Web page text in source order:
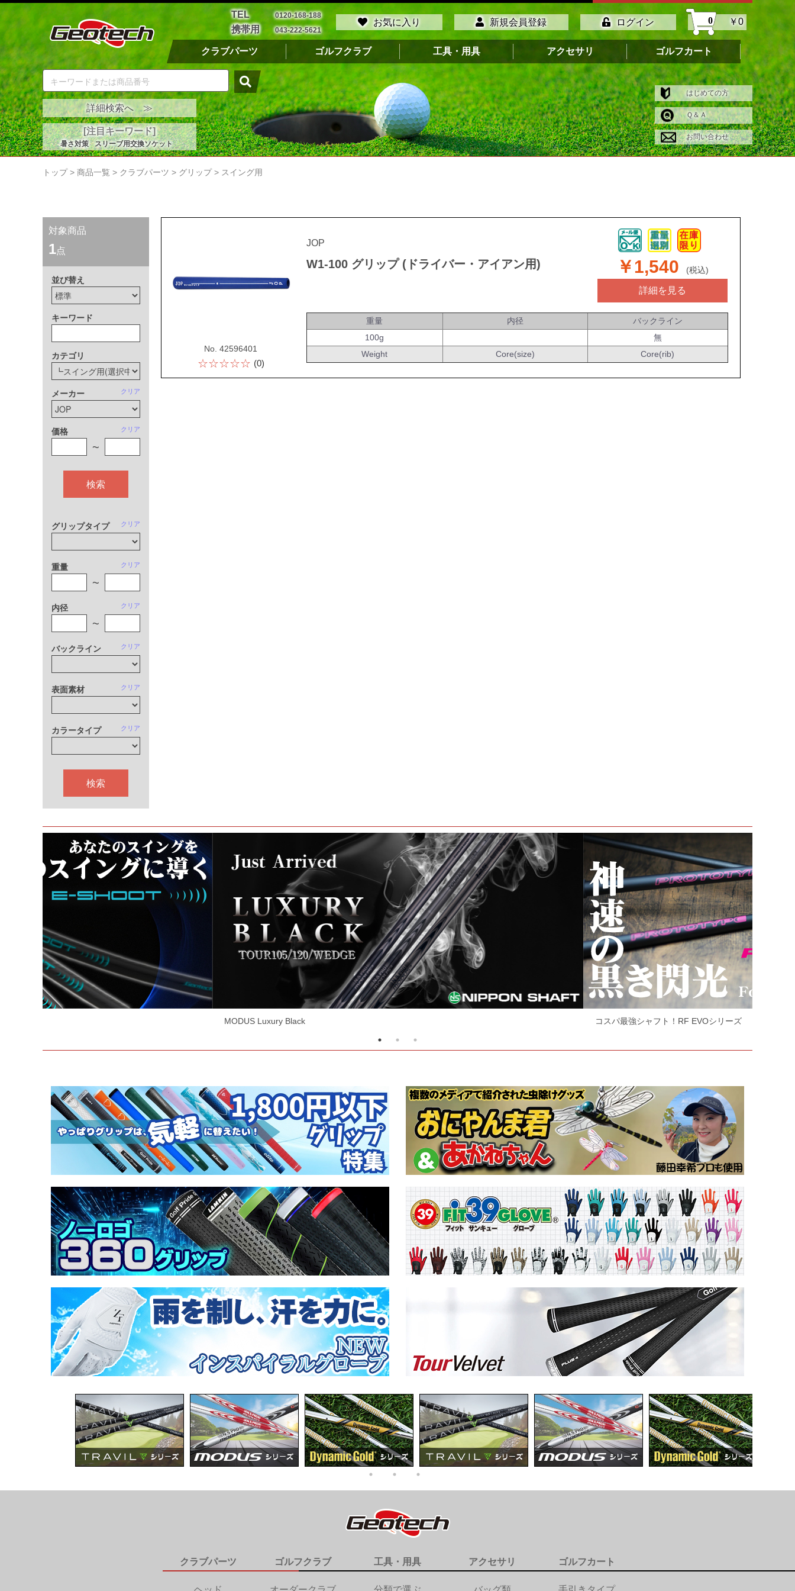
TEL 0120-168-188
携帯用 043-222-5621
お気に入り 新規会員登録 ログイン 0 ￥0
クラブパーツ ゴルフクラブ 工具・用具 アクセサリ ゴルフカート
詳細検索へ ≫
[注目キーワード]
暑さ対策 スリーブ用交換ソケット
はじめての方
Ｑ＆Ａ
お問い合わせ
トップ > 商品一覧 > クラブパーツ > グリップ > スイング用
対象商品
1点
並び替え
キーワード
カテゴリ
メーカー クリア
価格 クリア
~
検索
グリップタイプ クリア
重量 クリア
~
内径 クリア
~
バックライン クリア
表面素材 クリア
カラータイプ クリア
検索
No. 42596401
☆☆☆☆☆ (0)
JOP
W1-100 グリップ (ドライバー・アイアン用) ￥1,540 (税込)
詳細を見る
重量 内径
バックライン
100g
無
Weight
Core(size) Core(rib)
コスパ最強シャフト！RF EVOシリーズ 練習用シャフト「E-SHOOT」
クラブパーツ ゴルフクラブ 工具・用具 アクセサリ ゴルフカート